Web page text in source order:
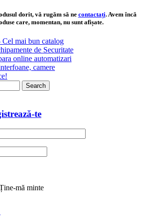
dorit, vă rugăm să ne contactați. Avem încă
care, momentan, nu sunt afișate.
Search
te
mă minte